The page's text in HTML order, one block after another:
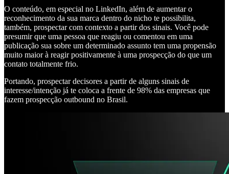
O conteúdo, em especial no LinkedIn, além de aumentar o
reconhecimento da sua marca dentro do nicho te possibilita,
também, prospectar com contexto a partir dos sinais. Você pode
presumir que uma pessoa que reagiu ou comentou em uma
publicação sua sobre um determinado assunto tem uma propensão
muito maior à reagir positivamente à uma prospecção do que um
contato totalmente frio.
Portando, prospectar decisores a partir de alguns sinais de
interesse/intenção já te coloca a frente de 98% das empresas que
fazem prospecção outbound no Brasil.